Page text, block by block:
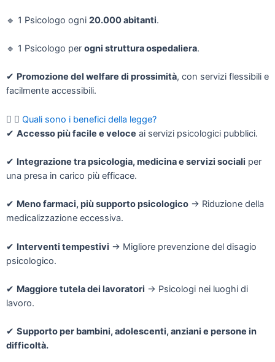
🔹 1 Psicologo ogni 20.000 abitanti.
🔹 1 Psicologo per ogni struttura ospedaliera.
✔ Promozione del welfare di prossimità, con servizi flessibili e
facilmente accessibili.
Quali sono i benefici della legge?
✔ Accesso più facile e veloce ai servizi psicologici pubblici.
✔ Integrazione tra psicologia, medicina e servizi sociali per
una presa in carico più efficace.
✔ Meno farmaci, più supporto psicologico → Riduzione della
medicalizzazione eccessiva.
✔ Interventi tempestivi → Migliore prevenzione del disagio
psicologico.
✔ Maggiore tutela dei lavoratori → Psicologi nei luoghi di
lavoro.
✔ Supporto per bambini, adolescenti, anziani e persone in
difficoltà.